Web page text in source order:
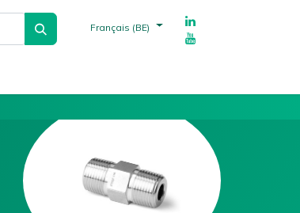
Français (BE)